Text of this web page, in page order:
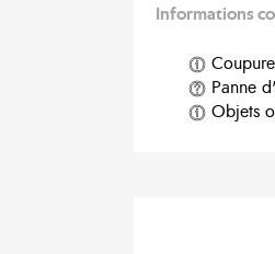
Informations
Panne
Objets